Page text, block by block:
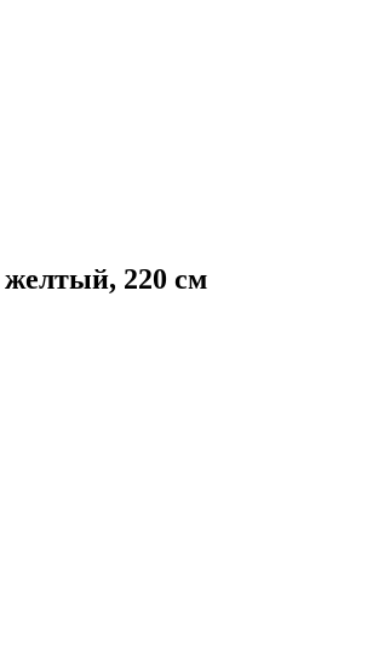
220 см